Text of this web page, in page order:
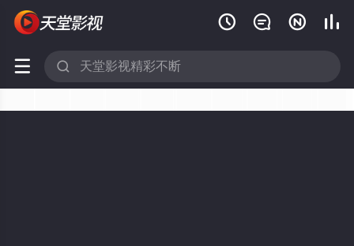
   
 